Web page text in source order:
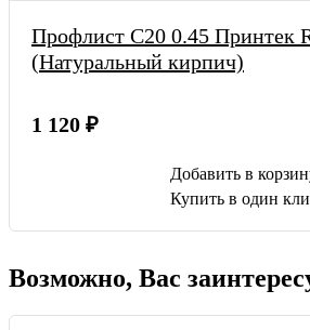
Профлист С20 0.45 Принтек
(Натуральный кирпич)
1 120 ₽
Добавить в
Купить в один
Возможно, Вас